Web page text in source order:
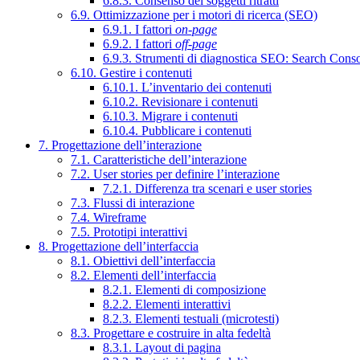
6.9. Ottimizzazione per i motori di ricerca (SEO)
6.9.1. I fattori on-page
6.9.2. I fattori off-page
6.9.3. Strumenti di diagnostica SEO: Search
6.10. Gestire i contenuti
6.10.1. L’inventario dei contenuti
6.10.2. Revisionare i contenuti
6.10.3. Migrare i contenuti
6.10.4. Pubblicare i contenuti
7. Progettazione dell’interazione
7.1. Caratteristiche dell’interazione
7.2. User stories per definire l’interazione
7.2.1. Differenza tra scenari e user stories
7.3. Flussi di interazione
7.4. Wireframe
7.5. Prototipi interattivi
8. Progettazione dell’interfaccia
8.1. Obiettivi dell’interfaccia
8.2. Elementi dell’interfaccia
8.2.1. Elementi di composizione
8.2.2. Elementi interattivi
8.2.3. Elementi testuali (microtesti)
8.3. Progettare e costruire in alta fedeltà
8.3.1. Layout di pagina